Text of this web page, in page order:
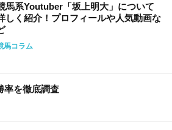
馬系Youtuber「坂上明大」について
しく紹介！プロフィールや人気動画な
馬コラム
率を徹底調査